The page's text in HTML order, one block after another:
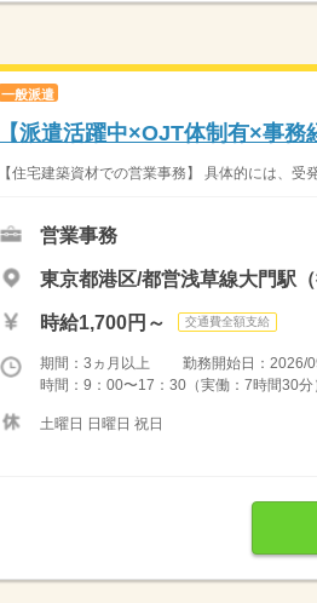
一般派遣
【派遣活躍中×OJT体制有×事
【住宅建築資材での営業事務】 具体的には、
営業事務
東京都港区/都営浅草線大門駅（
時給1,700円～ 交通費全額支給
期間：3ヵ月以上 勤務開始日：2026/
時間：9：00〜17：30（実働：7時間30
土曜日 日曜日 祝日